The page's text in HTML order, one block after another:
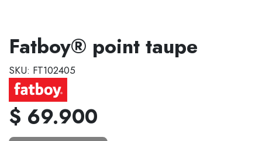
Fatboy® point taupe
SKU: FT102405
$ 69.900